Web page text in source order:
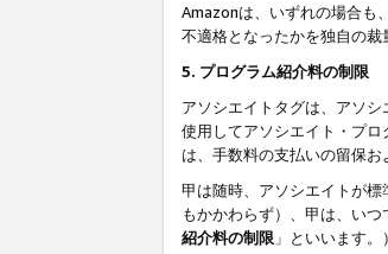
Amazonは、いずれの場合も
不適格となったかを独自の裁
5. プログラム紹介料の制限
アソシエイトタグは、アソ
使用してアソシエイト・プ
は、手数料の支払いの留保
甲は随時、アソシエイトが
もかかわらず）、甲は、い
紹介料の制限 」といいます。